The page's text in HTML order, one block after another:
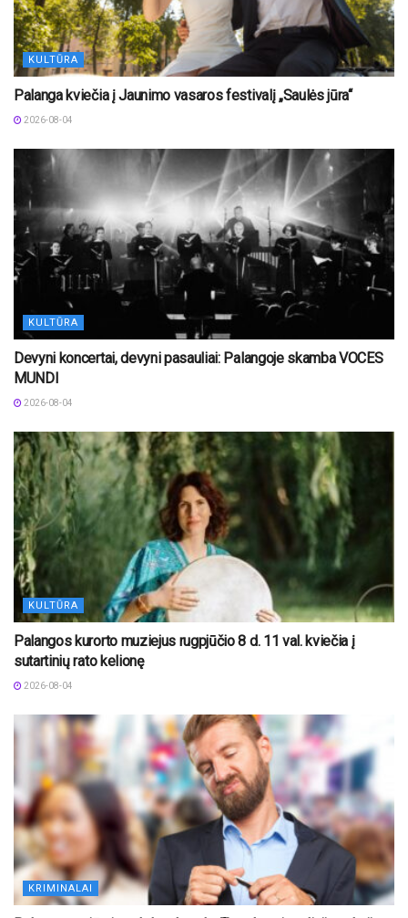
KULTŪRA
Palanga kviečia į Jaunimo vasaros festivalį „Saulės jūra“
2026-08-04
KULTŪRA
Devyni koncertai, devyni pasauliai: Palangoje skamba VOCES
MUNDI
2026-08-04
KULTŪRA
Palangos kurorto muziejus rugpjūčio 8 d. 11 val. kviečia į
sutartinių rato kelionę
2026-08-04
KRIMINALAI